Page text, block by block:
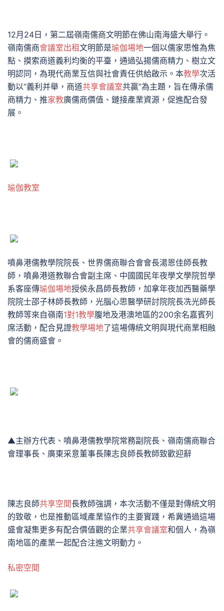
12月24日，第二屆嶺南儒商文明節在佛山南海盛大舉行。
嶺南儒商會議室出租文明節是瑜伽場地一個以儒家思惟為焦
點、摸索商道義利均衡的平臺，通過弘揚儒商精力、樹立文
明認同，為現代商業互信與社會責任供給啟示。本教學次活
動以“義利并舉，商道共享會議室共贏”為主題，旨在傳承儒
商精力、推家教廣儒商價值、鏈接產業資源，促進配合發
展。
瑜伽教室
噴鼻港儒教學院院長、世界儒商聯合會會長湯恩佳師長教
師，噴鼻港道教聯合會副主席、中國國民年夜學文學院哲學
系客座傳瑜伽場地授侯永昌師長教師，加拿年夜加西醫藥學
院院士邵子林師長教師，光腦心思醫學研討院院長冼光師長
教師等來自嶺南1對1教學腹地及港澳地區的200余名嘉賓列
席活動，配合見證教學場地了這場傳統文明與現代商業相融
會的儒商盛會。
▲主辦方代表、噴鼻港儒教學院常務副院長、嶺南儒商聯合
會理事長、廣東采意董事長陳志良師長教師致歡迎辭
陳志良師共享空間長教師強調，本次活動不僅是對傳統文明
的致敬，也是推動區域產業協作的主要實踐，希冀通過這場
盛會凝集更多有配合價值觀的企業共享會議室和個人，為嶺
南地區的產業一起配合注進文明動力。
私密空間